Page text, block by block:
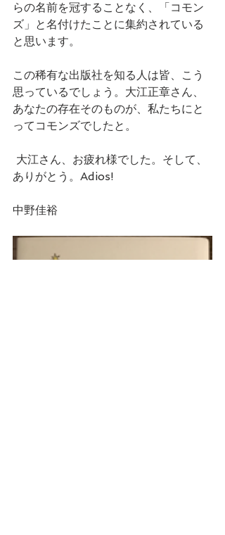
らの名前を冠することなく、「コモン
ズ」と名付けたことに集約されている
と思います。
この稀有な出版社を知る人は皆、こう
思っているでしょう。大江正章さん、
あなたの存在そのものが、私たちにと
ってコモンズでしたと。
ありがとう。Adios!
中野佳裕